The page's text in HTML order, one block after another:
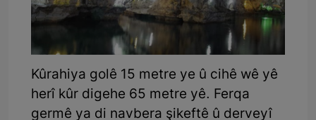
Kûrahiya golê 15 metre ye û cihê wê yê
herî kûr digehe 65 metre yê. Ferqa
germê ya di navbera şikeftê û derveyî